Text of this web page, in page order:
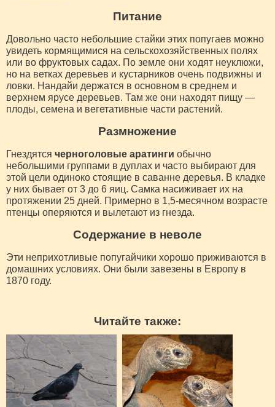
Питание
Довольно часто небольшие стайки этих попугаев можно
увидеть кормящимися на сельскохозяйственных полях
или во фруктовых садах. По земле они ходят неуклюжи,
но на ветках деревьев и кустарников очень подвижны и
ловки. Нандайи держатся в основном в среднем и
верхнем ярусе деревьев. Там же они находят пищу —
плоды, семена и вегетативные части растений.
Размножение
Гнездятся черноголовые аратинги обычно
небольшими группами в дуплах и часто выбирают для
этой цели одиноко стоящие в саванне деревья. В кладке
у них бывает от 3 до 6 яиц. Самка насиживает их на
протяжении 25 дней. Примерно в 1,5-месячном возрасте
птенцы оперяются и вылетают из гнезда.
Содержание в неволе
Эти неприхотливые попугайчики хорошо приживаются в
домашних условиях. Они были завезены в Европу в
1870 году.
Читайте также: